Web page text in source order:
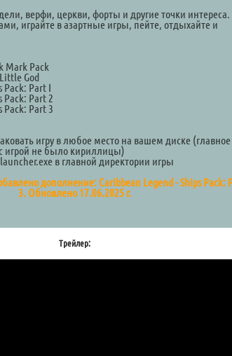
верфи, церкви, форты и другие точки интереса.
играйте в азартные игры, пейте, отдыхайте и
Mark Pack
God
Pack: Part I
Pack: Part 2
Pack: Part 3
игру в любое место на вашем диске (главное
игрой не было кириллицы)
в главной директории игры
дополнение: Caribbean Legend - Ships Pack:
3. Обновлено 17.06.2025 г.
Трейлер: